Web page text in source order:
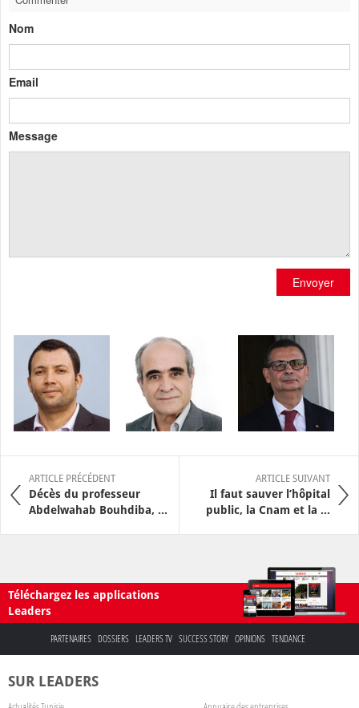
Nom
Email
Message
Envoyer
ARTICLE PRÉCÉDENT
Décès du professeur
Abdelwahab Bouhdiba, ...
ARTICLE SUIVANT
Il faut sauver l’hôpital
public, la Cnam et la ...
Téléchargez les applications
Leaders
PARTENAIRES DOSSIERS LEADERS TV SUCCESS STORY OPINIONS TENDANCE
SUR LEADERS